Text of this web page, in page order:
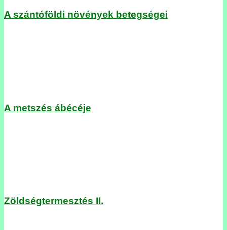
A szántóföldi növények betegségei
A metszés ábécéje
Zöldségtermesztés II.